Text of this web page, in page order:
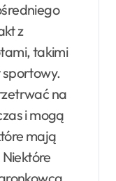
z
takimi
sportowy.
na
i mogą
mają